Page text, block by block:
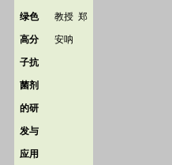
绿色
高分
子抗
菌剂
的研
发与
应用
教授 郑
安呐